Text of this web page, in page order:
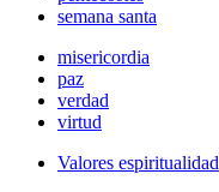
semana santa
misericordia
paz
verdad
virtud
Valores espiritualidad